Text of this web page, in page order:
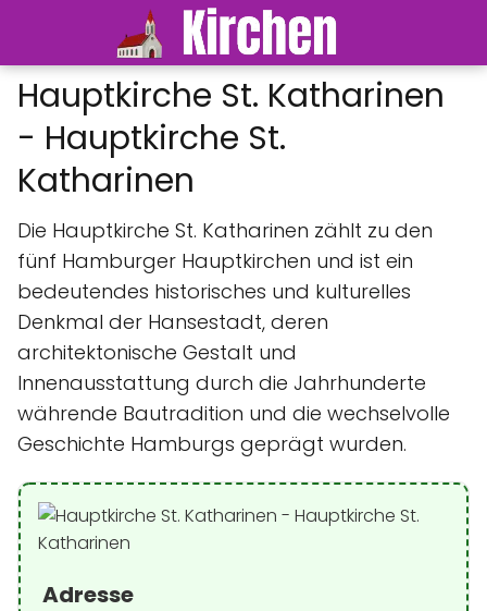
Hauptkirche St. Katharinen
- Hauptkirche St.
Katharinen
Die Hauptkirche St. Katharinen zählt zu den
fünf Hamburger Hauptkirchen und ist ein
bedeutendes historisches und kulturelles
Denkmal der Hansestadt, deren
architektonische Gestalt und
Innenausstattung durch die Jahrhunderte
währende Bautradition und die wechselvolle
Geschichte Hamburgs geprägt wurden.
Adresse